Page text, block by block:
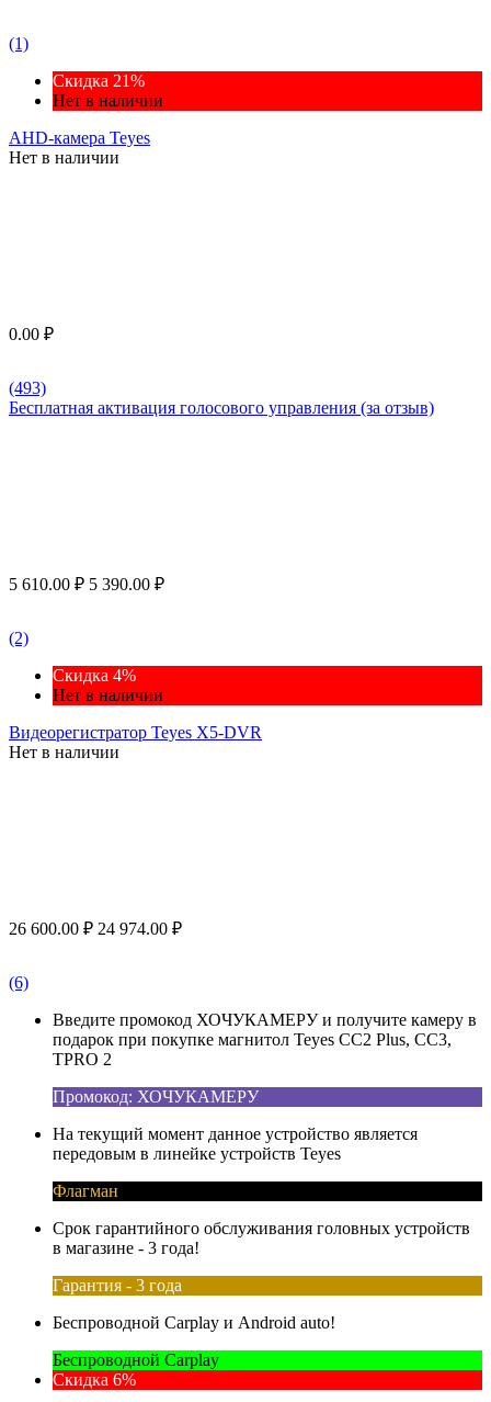
(1)
Скидка 21%
Нет в наличии
AHD-камера Teyes
Нет в наличии
0.00 ₽
(493)
Бесплатная активация голосового управления (за отзыв)
5 610.00 ₽ 5 390.00 ₽
(2)
Скидка 4%
Нет в наличии
Видеорегистратор Teyes X5-DVR
Нет в наличии
26 600.00 ₽ 24 974.00 ₽
(6)
Введите промокод ХОЧУКАМЕРУ и получите камеру в
подарок при покупке магнитол Teyes CC2 Plus, CC3,
TPRO 2
Промокод: ХОЧУКАМЕРУ
На текущий момент данное устройство является
передовым в линейке устройств Teyes
Флагман
Срок гарантийного обслуживания головных устройств
в магазине - 3 года!
Гарантия - 3 года
Беспроводной Carplay и Android auto!
Беспроводной Carplay
Скидка 6%